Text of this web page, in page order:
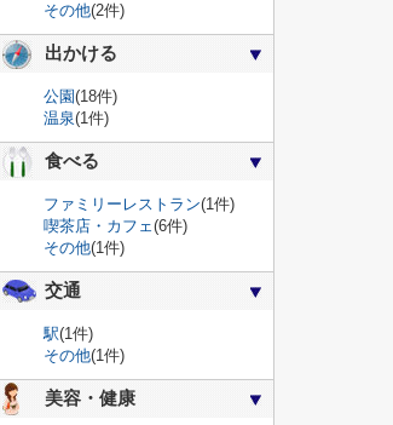
その他(2件)
出かける
公園(18件)
温泉(1件)
食べる
ファミリーレストラン(1件)
喫茶店・カフェ(6件)
その他(1件)
交通
駅(1件)
その他(1件)
美容・健康